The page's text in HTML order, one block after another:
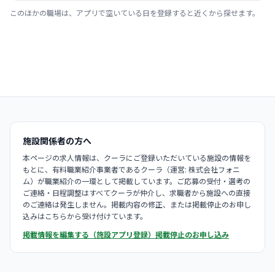
このほかの職場は、アプリで空いている日を登録すると近くから探せます。
施設関係者の方へ
本ページの求人情報は、クーラにご登録いただいている施設の情報を
もとに、有料職業紹介事業者であるクーラ（運営: 株式会社フォニ
ム）が職業紹介の一環として掲載しています。ご応募の受付・選考の
ご連絡・日程調整はすべてクーラが仲介し、求職者から施設への直接
のご連絡は発生しません。掲載内容の修正、または掲載停止のお申し
込みはこちらから受け付けています。
掲載情報を編集する（施設アプリ登録） 掲載停止のお申し込み